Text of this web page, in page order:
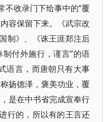
不收录门下给事中的“覆
容保留下来。《武宗改
制》、《诛王涯郑注后
付外施行，谨言”的语
语言，而唐朝只有大事
扬德泽，褒美功业，覆
是在中书省完成宣奉行
行的，所以有的王言还